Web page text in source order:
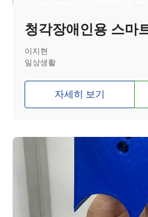
이지현
일상생활
자세히 보기